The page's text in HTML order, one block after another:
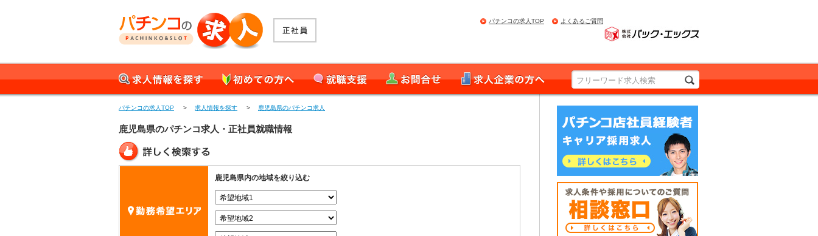
パチンコの求人TOP よくあるご質問
パチンコの求人TOP > 求人情報を探す > 鹿児島県のパチンコ求人
鹿児島県のパチンコ求人・正社員就職情報
詳しく検索する
鹿児島県内の地域を絞り込む
パチンコ店社員経験者の方 詳しくはこちら